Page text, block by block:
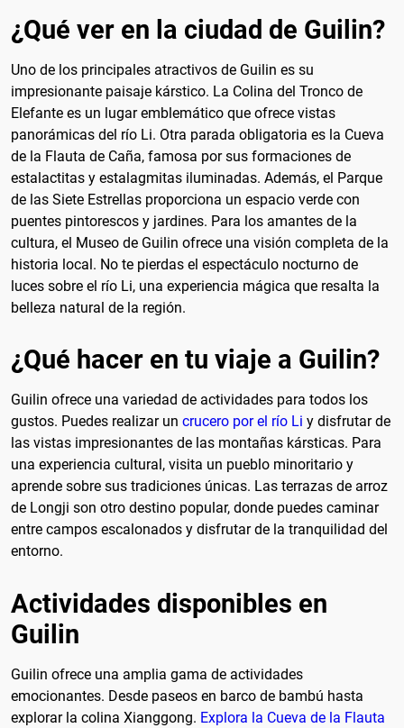
¿Qué ver en la ciudad de Guilin?
Uno de los principales atractivos de Guilin es su
impresionante paisaje kárstico. La Colina del Tronco de
Elefante es un lugar emblemático que ofrece vistas
panorámicas del río Li. Otra parada obligatoria es la Cueva
de la Flauta de Caña, famosa por sus formaciones de
estalactitas y estalagmitas iluminadas. Además, el Parque
de las Siete Estrellas proporciona un espacio verde con
puentes pintorescos y jardines. Para los amantes de la
cultura, el Museo de Guilin ofrece una visión completa de la
historia local. No te pierdas el espectáculo nocturno de
luces sobre el río Li, una experiencia mágica que resalta la
belleza natural de la región.
¿Qué hacer en tu viaje a Guilin?
Guilin ofrece una variedad de actividades para todos los
gustos. Puedes realizar un crucero por el río Li y disfrutar de
las vistas impresionantes de las montañas kársticas. Para
una experiencia cultural, visita un pueblo minoritario y
aprende sobre sus tradiciones únicas. Las terrazas de arroz
de Longji son otro destino popular, donde puedes caminar
entre campos escalonados y disfrutar de la tranquilidad del
entorno.
Actividades disponibles en
Guilin
Guilin ofrece una amplia gama de actividades
emocionantes. Desde paseos en barco de bambú hasta
explorar la colina Xianggong. Explora la Cueva de la Flauta